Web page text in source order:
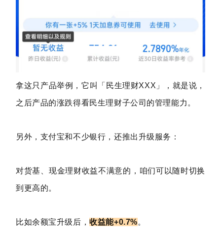
拿这只产品举例，它叫「民生理财XXX」，就是说，
之后产品的涨跌得看民生理财子公司的管理能力。
另外，支付宝和不少银行，还推出升级服务：
对货基、现金理财收益不满意的，咱们可以随时切换
到更高的。
比如余额宝升级后，收益能+0.7%。